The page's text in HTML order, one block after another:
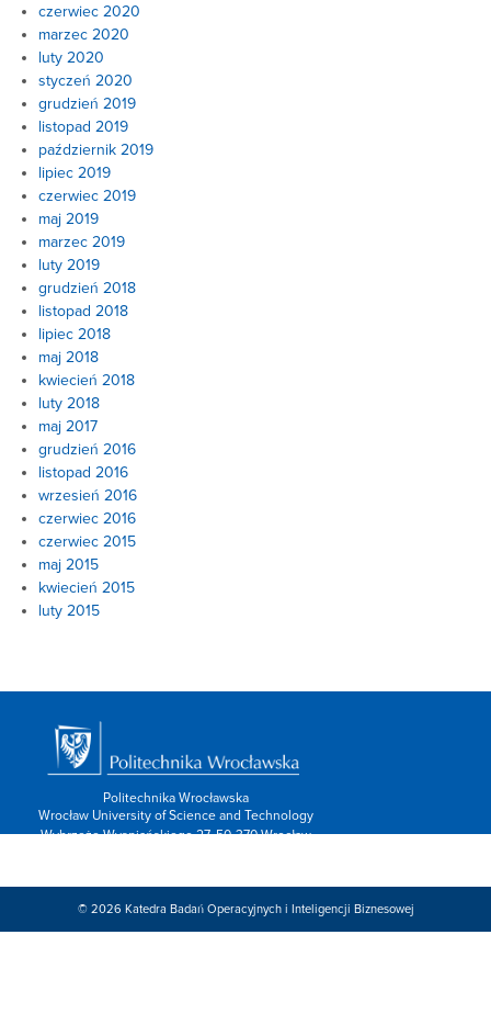
czerwiec 2020
marzec 2020
luty 2020
styczeń 2020
grudzień 2019
listopad 2019
październik 2019
lipiec 2019
czerwiec 2019
maj 2019
marzec 2019
luty 2019
grudzień 2018
listopad 2018
lipiec 2018
maj 2018
kwiecień 2018
luty 2018
maj 2017
grudzień 2016
listopad 2016
wrzesień 2016
czerwiec 2016
czerwiec 2015
maj 2015
kwiecień 2015
luty 2015
Politechnika Wrocławska
Wrocław University of Science and Technology
Wybrzeże Wyspiańskiego 27, 50-370 Wrocław
© 2026 Katedra Badań Operacyjnych i Inteligencji Biznesowej